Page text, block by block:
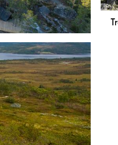
vi håpar at flest